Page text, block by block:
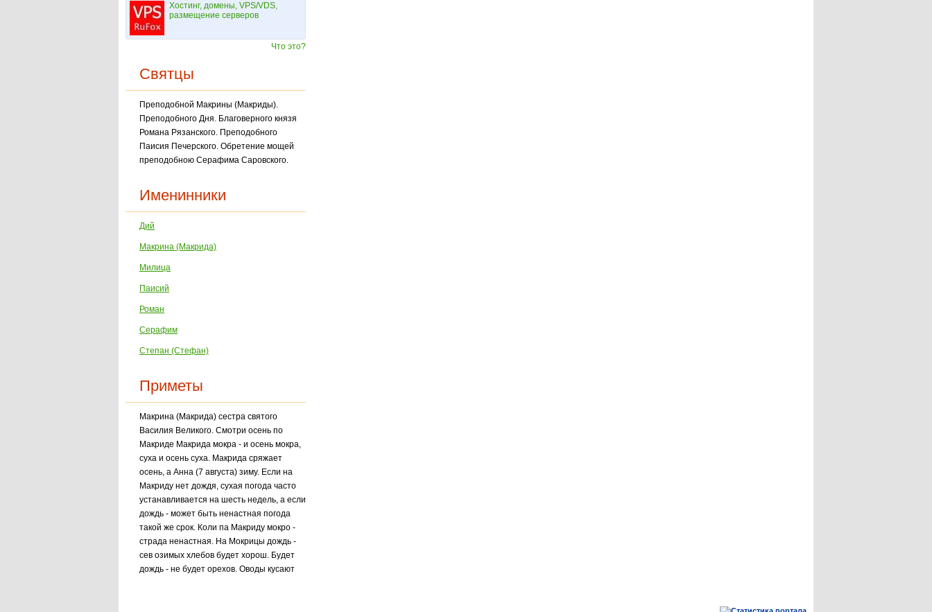
Хостинг, домены, VPS/VDS,
размещение серверов
Что это?
Святцы
Преподобной Макрины (Макриды).
Преподобного Дня. Благоверного князя
Романа Рязан­ского. Преподобного
Паисия Печерского. Обретение мощей
преподобною Серафима Са­ровского.
Именинники
Дий
Макрина (Макрида)
Милица
Паисий
Роман
Серафим
Степан (Стефан)
Приметы
Макрина (Макрида) сестра святого
Василия Великого. Смотри осень по
Макриде Макри­да мокра - и осень мокра,
суха и осень суха. Макрида сряжает
осень, а Анна (7 августа) зиму. Если на
Макриду нет дождя, сухая погода часто
устанавливается на шесть недель, а если
дождь - может быть ненастная погода
такой же срок. Коли па Макриду мокро -
страда ненастная. На Мокрицы дождь -
сев озимых хлебов будет хорош. Будет
дождь - не будет орехов. Оводы кусают